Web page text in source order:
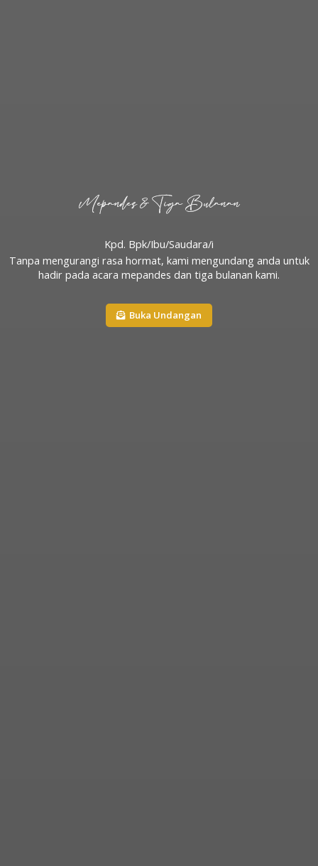
Mepandes & Tiga Bulanan
Kpd. Bpk/Ibu/Saudara/i
Tanpa mengurangi rasa hormat, kami mengundang anda untuk
hadir pada acara mepandes dan tiga bulanan kami.
Buka Undangan